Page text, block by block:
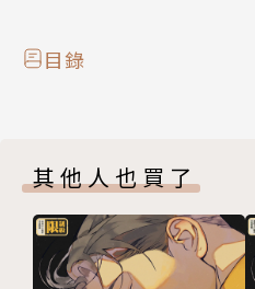
目錄
其他人也買了